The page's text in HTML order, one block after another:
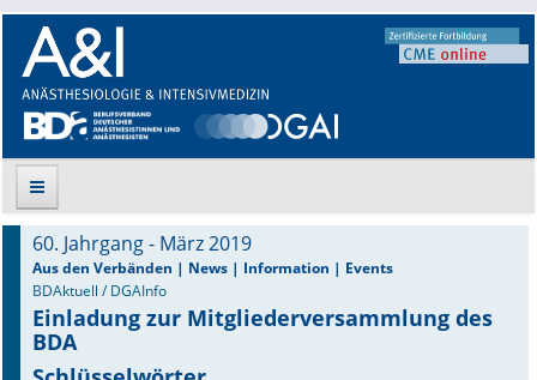
Suche
Aktuelle Ausgabe
Leitlinien
60. Jahrgang - März 2019
Aus den Verbänden | News | Information | Events
BDAktuell / DGAInfo
Einladung zur Mitgliederversammlung des
BDA